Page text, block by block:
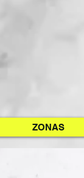
ZONAS